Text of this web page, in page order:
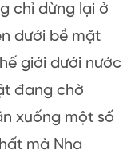
chỉ dừng lại ở
dưới bề mặt
giới dưới nước
đang chờ
xuống một số
mà Nha